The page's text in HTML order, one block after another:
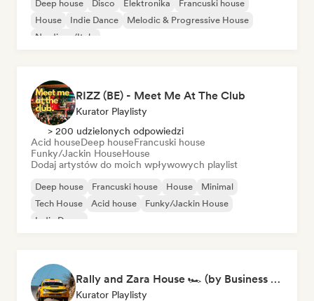
Deep house Disco Elektronika
Francuski house
House
Indie Dance
Melodic & Progressive House
Nu-disco/Italo
RIZZ (BE) - Meet Me At The Club
Kurator Playlisty
> 200 udzielonych odpowiedzi
Acid houseDeep houseFrancuski house
Funky/Jackin HouseHouse
Dodaj artystów do moich wpływowych playlist
Deep house Francuski house House
Minimal
Tech House
Acid house
Funky/Jackin House
Indie Dance
Rally and Zara House 🏎️ (by Business House Playlists)
Kurator Playlisty